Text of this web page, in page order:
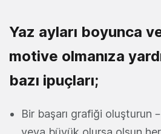
Yaz ayları boyunca
motive olmanıza
bazı ipuçları;
Bir başarı grafiği oluşturun